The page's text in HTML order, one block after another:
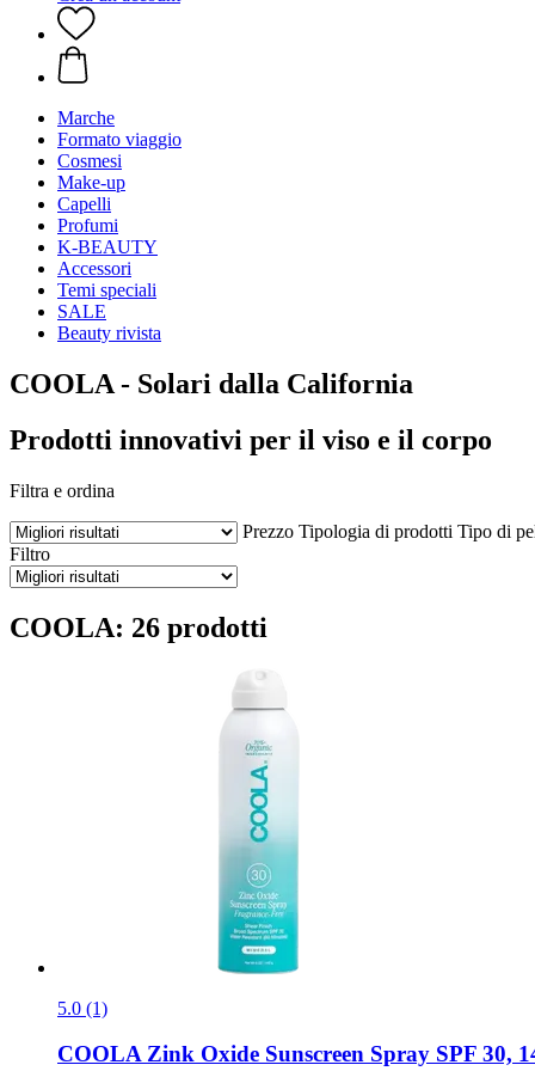
Marche
Formato viaggio
Cosmesi
Make-up
Capelli
Profumi
K-BEAUTY
Accessori
Temi speciali
SALE
Beauty rivista
COOLA - Solari dalla California
Prodotti innovativi per il viso e il corpo
Filtra e ordina
Prezzo Tipologia di prodotti Tipo di
Filtro
COOLA: 26 prodotti
5.0 (1)
COOLAZink Oxide Sunscreen Spray SPF 30,